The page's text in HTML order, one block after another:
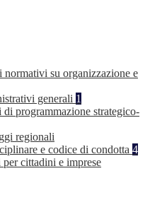
normativi su organizzazione e
generali 1
programmazione strategico-
regionali
e codice di condotta 4
cittadini e imprese